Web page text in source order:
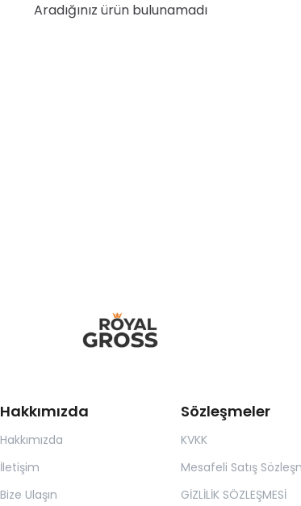
Aradığınız ürün bulunamadı
Hakkımızda
Hakkımızda
İletişim
Bize Ulaşın
Sözleşmeler
KVKK
Mesafeli Satış
GİZLİLİK SÖZLEŞMESİ